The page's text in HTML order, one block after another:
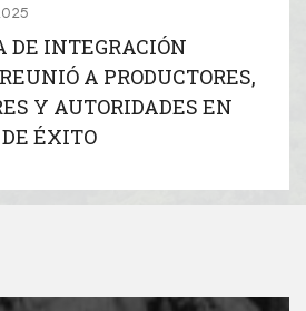
DE INTEGRACIÓN
A PRODUCTORES,
Y AUTORIDADES EN
ÉXITO